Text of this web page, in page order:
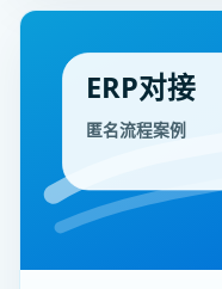
ERP对接
匿名流程案例